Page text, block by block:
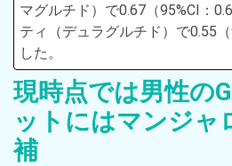
マグルチド）で0.67（95%CI：
ティ（デュラグルチド）で0.55
した。
現時点では男性の
ットにはマンジャ
補